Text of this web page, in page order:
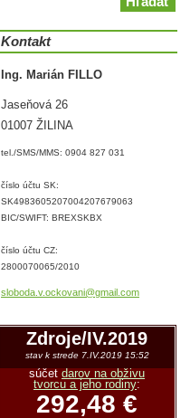
Kontakt
Ing. Marián FILLO
Jaseňová 26
01007 ŽILINA
tel./SMS/MMS: 0904 827 031
číslo účtu SK:
SK4983605207004207679063
BIC/SWIFT: BREXSKBX
číslo účtu CZ:
2800070065/2010
sloboda. v.ockovani@gmail .com
Zdroje/IV.2019
stav k strede 7.IV.2019 15:52
súčet darov na obživu
tvorcu a jeho rodiny:
292,48 €